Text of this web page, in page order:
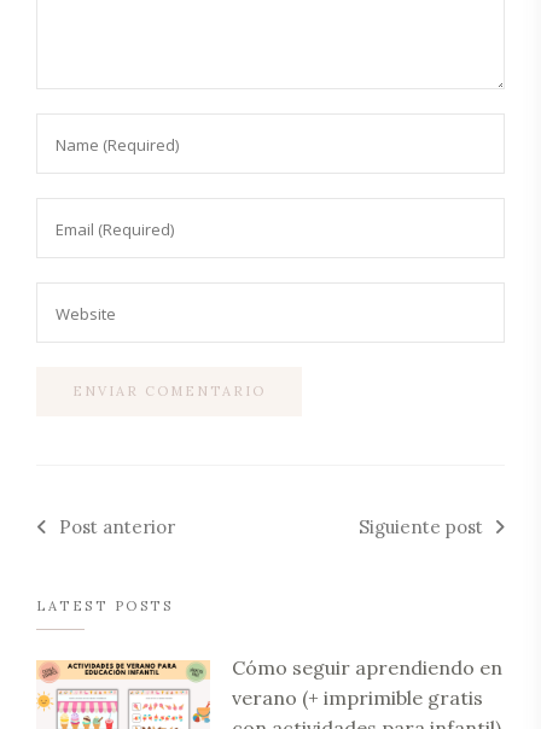
Post anterior Siguiente post
LATEST POSTS
Cómo seguir aprendiendo en
verano (+ imprimible gratis